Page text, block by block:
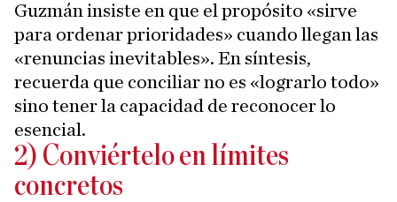
Guzmán insiste en que el propósito «sirve
para ordenar prioridades» cuando llegan las
«renuncias inevitables». En síntesis,
recuerda que conciliar no es «lograrlo todo»
sino tener la capacidad de reconocer lo
esencial.
2) Conviértelo en límites
concretos